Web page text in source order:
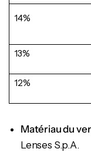
14%
13%
12%
Matériau du
Lenses S.p.A.